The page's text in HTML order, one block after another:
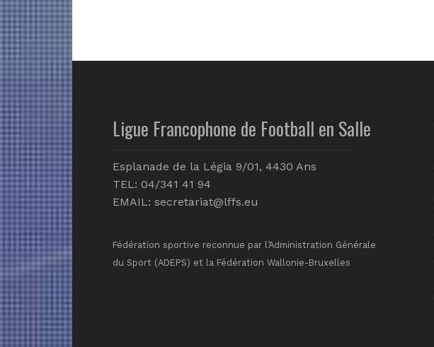
Ligue Francophone de Football en Salle
Esplanade de la Légia 9/01, 4430 Ans
TEL: 04/341 41 94
EMAIL: secretariat@lffs.eu
Fédération sportive reconnue par l’Administration Générale
du Sport (ADEPS) et la Fédération Wallonie-Bruxelles